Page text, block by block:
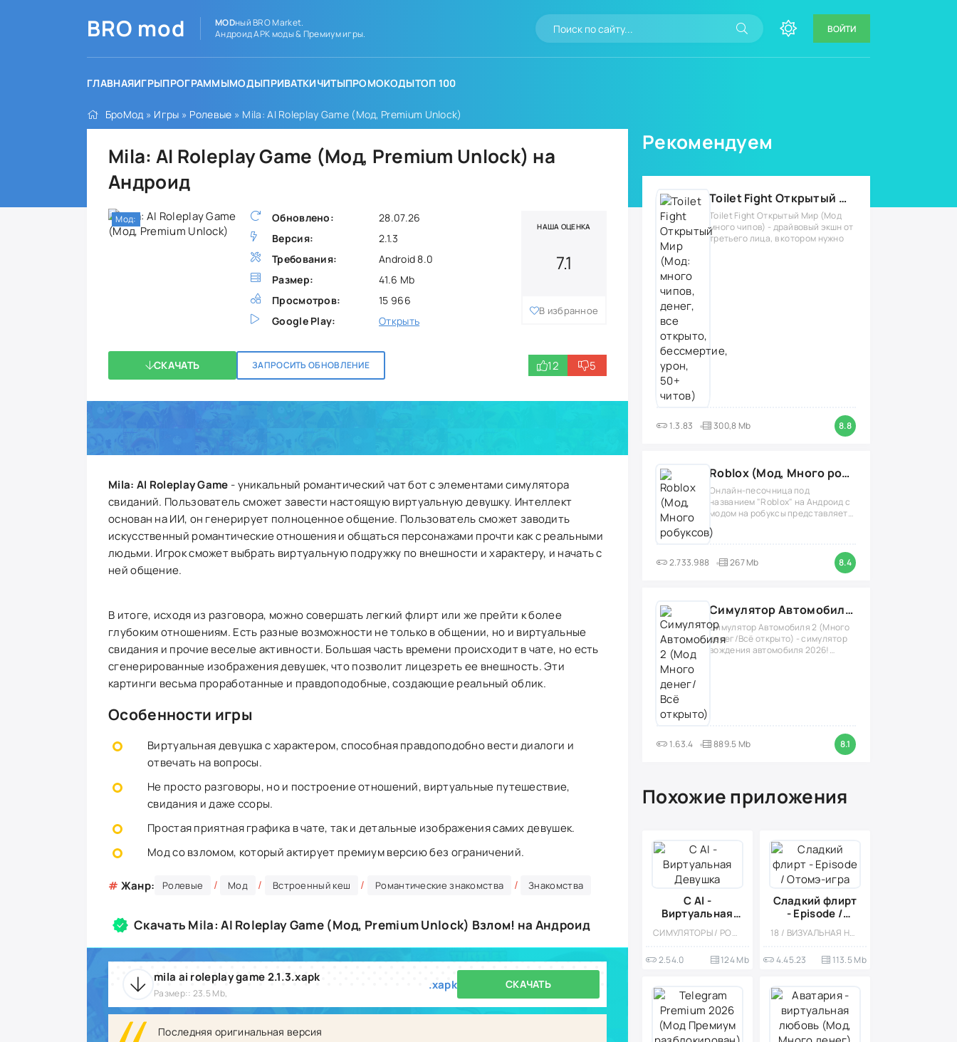
BRO mod MODный BRO Market.
Андроид APK моды & Премиум игры.
ВОЙТИ
ГЛАВНАЯИГРЫПРОГРАММЫМОДЫПРИВАТКИЧИТЫПРОМОКОДЫТОП 100
БроМод » Игры » Ролевые » Mila: AI Roleplay Game (Мод, Premium Unlock)
Mila: AI Roleplay Game (Мод, Premium Unlock) на
Андроид
Обновлено:
28.07.26
Версия:
2.1.3
Требования:
Android 8.0
Размер:
41.6 Mb
Просмотров:
15 966
Google Play:
Открыть
НАША ОЦЕНКА
7.1
В избранное
СКАЧАТЬ ЗАПРОСИТЬ ОБНОВЛЕНИЕ 12 5
Мод:
Mila: AI Roleplay Game - уникальный романтический чат бот с элементами симулятора
свиданий. Пользователь сможет завести настоящую виртуальную девушку. Интеллект
основан на ИИ, он генерирует полноценное общение. Пользователь сможет заводить
искусственный романтические отношения и общаться персонажами прочти как с реальными
людьми. Игрок сможет выбрать виртуальную подружку по внешности и характеру, и начать с
ней общение.
В итоге, исходя из разговора, можно совершать легкий флирт или же прейти к более
глубоким отношениям. Есть разные возможности не только в общении, но и виртуальные
свидания и прочие веселые активности. Большая часть времени происходит в чате, но есть
сгенерированные изображения девушек, что позволит лицезреть ее внешность. Эти
картинги весьма проработанные и правдоподобные, создающие реальный облик.
Особенности игры
Виртуальная девушка с характером, способная правдоподобно вести диалоги и
отвечать на вопросы.
Не просто разговоры, но и построение отношений, виртуальные путешествие,
свидания и даже ссоры.
Простая приятная графика в чате, так и детальные изображения самих девушек.
Мод со взломом, который актирует премиум версию без ограничений.
# Жанр: Ролевые / Мод / Встроенный кеш / Романтические знакомства / Знакомства
Скачать Mila: AI Roleplay Game (Мод, Premium Unlock) Взлом! на Андроид
mila ai roleplay game 2.1.3.xapk
Размер:: 23.5 Mb,
.xapk СКАЧАТЬ
Последняя оригинальная версия
Рекомендуем
Toilet Fight Открытый Мир (Мод: много чипов, денег, все открыто, бессмертие, урон, 50+ читов)
Toilet Fight Открытый Мир (Мод
много чипов) - драйвовый экшн от
третьего лица, в котором нужно
1.3.83 300,8 Mb 8.8
Roblox (Мод, Много робуксов)
Онлайн-песочница под
названием "Roblox" на Андроид с
модом на робуксы представляет
собой
2.733.988 267 Mb 8.4
Симулятор Автомобиля 2 (Мод Много денег/Всё открыто)
Симулятор Автомобиля 2 (Много
денег/Всё открыто) - симулятор
вождения автомобиля 2026!
1.63.4 889.5 Mb 8.1
Похожие приложения
C AI -
Виртуальная
Девушка
СИМУЛЯТОРЫ / РОМАНТИЧЕСКИЕ ЗНАКОМСТВА / ЗНАКОМСТВА / МОД / ВСТРОЕННЫЙ КЕШ
2.54.0 124 Mb
Сладкий флирт
- Episode /
Отомэ-игра 18 / ВИЗУАЛЬНАЯ НОВЕЛЛА / КВЕСТЫ / ОДНОПОЛЬЗОВАТЕЛЬСКИЕ / РОМАНТИЧЕСКИЕ ЗНАКОМСТВА / ЗНАКОМСТВА / СИМУЛЯТОРЫ ЖИЗНИ / СИМУЛЯТОРЫ / МАЛЕНЬКАЯ / ВСТРОЕННЫЙ КЕШ
4.45.23 113.5 Mb